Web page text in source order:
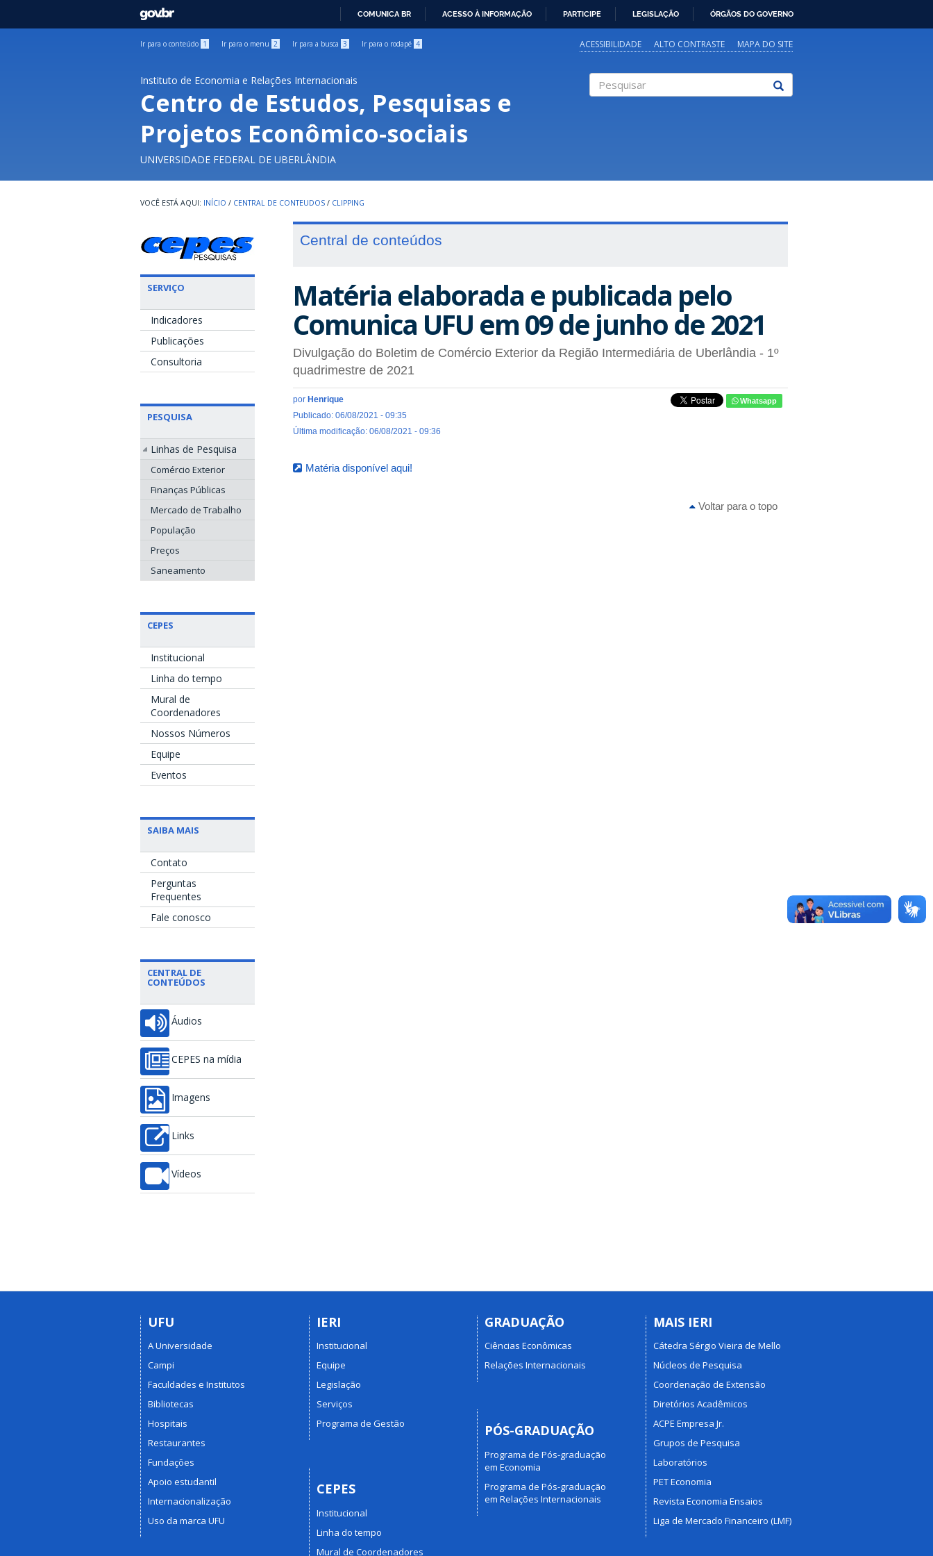
GOVBR
COMUNICA BR ACESSO À INFORMAÇÃO PARTICIPE LEGISLAÇÃO ÓRGÃOS DO GOVERNO
Ir para o conteúdo 1 Ir para o menu 2 Ir para a busca 3 Ir para o rodapé 4 ACESSIBILIDADE ALTO CONTRASTE MAPA DO SITE
Instituto de Economia e Relações Internacionais
Centro de Estudos, Pesquisas e
Projetos Econômico-sociais
UNIVERSIDADE FEDERAL DE UBERLÂNDIA
INÍCIO / CENTRAL DE CONTEUDOS / CLIPPING
SERVIÇO
Indicadores
Publicações
Consultoria
PESQUISA
Linhas de Pesquisa
Comércio Exterior
Finanças Públicas
Mercado de Trabalho
População
Preços
Saneamento
CEPES
Institucional
Linha do tempo
Mural de
Coordenadores
Nossos Números
Equipe
Eventos
SAIBA MAIS
Contato
Perguntas
Frequentes
Fale conosco
CENTRAL DE
CONTEÚDOS
Áudios
CEPES na mídia
Imagens
Links
Vídeos
Central de conteúdos
Matéria elaborada e publicada pelo
Comunica UFU em 09 de junho de 2021
Divulgação do Boletim de Comércio Exterior da Região Intermediária de Uberlândia - 1º
quadrimestre de 2021
por Henrique
Publicado: 06/08/2021 - 09:35
Última modificação: 06/08/2021 - 09:36
Whatsapp
Matéria disponível aqui!
Voltar para o topo
UFU
A Universidade
Campi
Faculdades e Institutos
Bibliotecas
Hospitais
Restaurantes
Fundações
Apoio estudantil
Internacionalização
Uso da marca UFU
IERI
Institucional
Equipe
Legislação
Serviços
Programa de Gestão
CEPES
Institucional
Linha do tempo
Mural de Coordenadores
GRADUAÇÃO
Ciências Econômicas
Relações Internacionais
PÓS-GRADUAÇÃO
Programa de Pós-graduação
em Economia
Programa de Pós-graduação
em Relações Internacionais
MAIS IERI
Cátedra Sérgio Vieira de Mello
Núcleos de Pesquisa
Coordenação de Extensão
Diretórios Acadêmicos
ACPE Empresa Jr.
Grupos de Pesquisa
Laboratórios
PET Economia
Revista Economia Ensaios
Liga de Mercado Financeiro (LMF)